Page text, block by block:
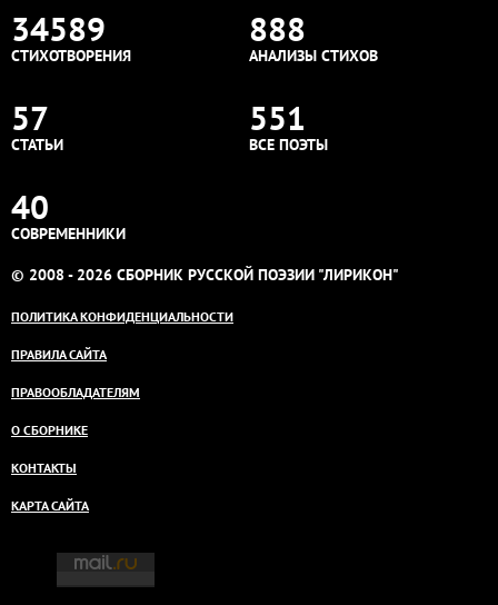
34589
СТИХОТВОРЕНИЯ
888
АНАЛИЗЫ СТИХОВ
57
СТАТЬИ
551
ВСЕ ПОЭТЫ
40
СОВРЕМЕННИКИ
© 2008 - 2026 СБОРНИК РУССКОЙ ПОЭЗИИ "ЛИРИКОН"
ПОЛИТИКА КОНФИДЕНЦИАЛЬНОСТИ
ПРАВИЛА САЙТА
ПРАВООБЛАДАТЕЛЯМ
О СБОРНИКЕ
КОНТАКТЫ
КАРТА САЙТА